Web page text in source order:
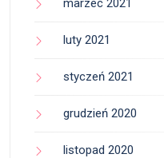
marzec 2021
luty 2021
styczeń 2021
grudzień 2020
listopad 2020